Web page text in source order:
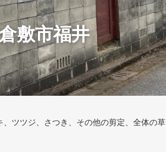
敷市福井
ツツジ、さつき、その他の剪定、全体の草